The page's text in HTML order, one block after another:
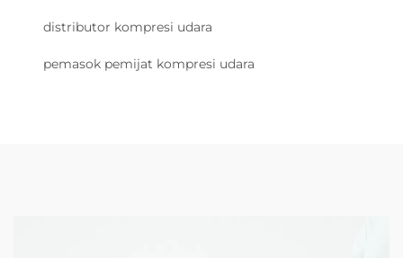
distributor kompresi udara
pemasok pemijat kompresi udara